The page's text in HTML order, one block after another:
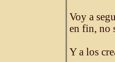
Voy a
en fin, no
Y a los